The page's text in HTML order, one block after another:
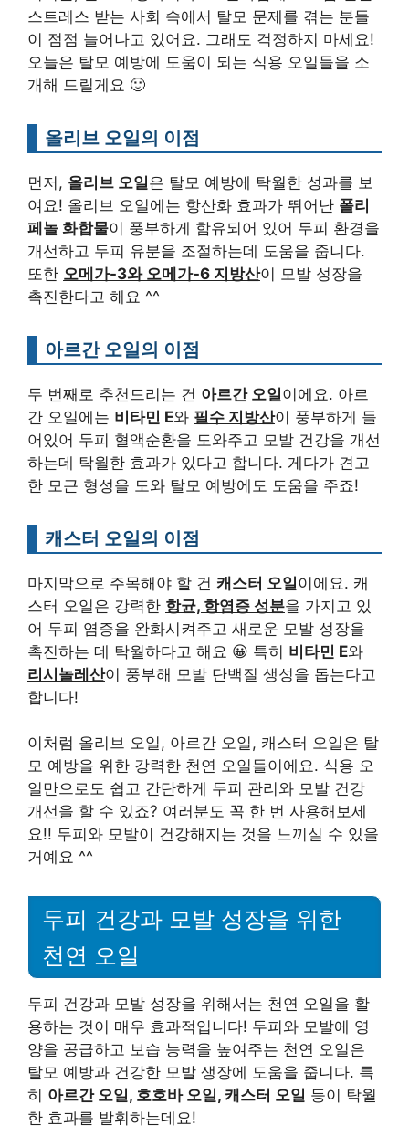
스트레스 받는 사회 속에서 탈모 문제를 겪는 분들
이 점점 늘어나고 있어요. 그래도 걱정하지 마세요!
오늘은 탈모 예방에 도움이 되는 식용 오일들을 소
개해 드릴게요 🙂
올리브 오일의 이점
먼저, 올리브 오일은 탈모 예방에 탁월한 성과를 보
여요! 올리브 오일에는 항산화 효과가 뛰어난 폴리
페놀 화합물이 풍부하게 함유되어 있어 두피 환경을
개선하고 두피 유분을 조절하는데 도움을 줍니다.
또한 오메가-3와 오메가-6 지방산이 모발 성장을
촉진한다고 해요 ^^
아르간 오일의 이점
두 번째로 추천드리는 건 아르간 오일이에요. 아르
간 오일에는 비타민 E와 필수 지방산이 풍부하게 들
어있어 두피 혈액순환을 도와주고 모발 건강을 개선
하는데 탁월한 효과가 있다고 합니다. 게다가 견고
한 모근 형성을 도와 탈모 예방에도 도움을 주죠!
캐스터 오일의 이점
마지막으로 주목해야 할 건 캐스터 오일이에요. 캐
스터 오일은 강력한 항균, 항염증 성분을 가지고 있
어 두피 염증을 완화시켜주고 새로운 모발 성장을
촉진하는 데 탁월하다고 해요 😀 특히 비타민 E와
리시놀레산이 풍부해 모발 단백질 생성을 돕는다고
합니다!
이처럼 올리브 오일, 아르간 오일, 캐스터 오일은 탈
모 예방을 위한 강력한 천연 오일들이에요. 식용 오
일만으로도 쉽고 간단하게 두피 관리와 모발 건강
개선을 할 수 있죠? 여러분도 꼭 한 번 사용해보세
요!! 두피와 모발이 건강해지는 것을 느끼실 수 있을
거예요 ^^
두피 건강과 모발 성장을 위한
천연 오일
두피 건강과 모발 성장을 위해서는 천연 오일을 활
용하는 것이 매우 효과적입니다! 두피와 모발에 영
양을 공급하고 보습 능력을 높여주는 천연 오일은
탈모 예방과 건강한 모발 생장에 도움을 줍니다. 특
히 아르간 오일, 호호바 오일, 캐스터 오일 등이 탁월
한 효과를 발휘하는데요!